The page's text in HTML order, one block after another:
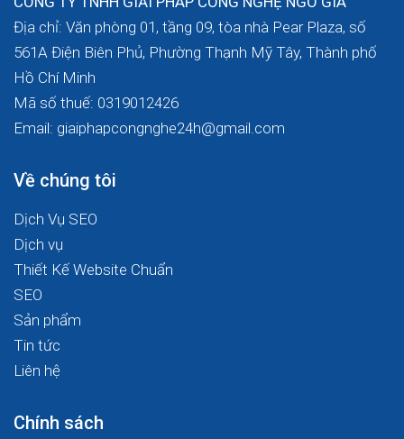
Địa chỉ: Văn phòng 01, tầng 09, tòa nhà Pear Plaza, số
561A Điện Biên Phủ, Phường Thạnh Mỹ Tây, Thành phố
Hồ Chí Minh
Mã số thuế: 0319012426
Email: giaiphapcongnghe24h@gmail.com
Về chúng tôi
Dịch Vụ SEO
Dịch vụ
Thiết Kế Website Chuẩn
SEO
Sản phẩm
Tin tức
Liên hệ
Chính sách